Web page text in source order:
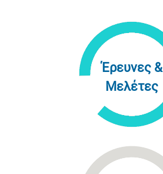
Έρευνες &
Μελέτες